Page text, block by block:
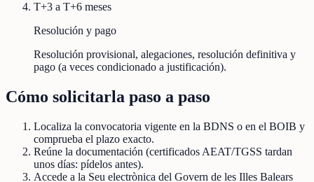
T+3 a T+6 meses
Resolución y pago
Resolución provisional, alegaciones, resolución definitiva y
pago (a veces condicionado a justificación).
Cómo solicitarla paso a paso
Localiza la convocatoria vigente en la BDNS o en el BOIB y
comprueba el plazo exacto.
Reúne la documentación (certificados AEAT/TGSS tardan
unos días: pídelos antes).
Accede a la Seu electrònica del Govern de les Illes Balears